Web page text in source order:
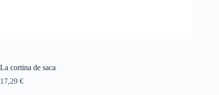
La cortina de saca
17,29 €